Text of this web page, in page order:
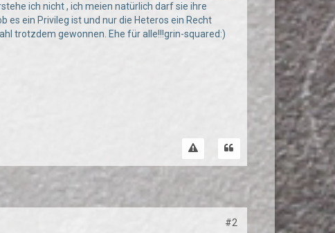
ich nicht , ich meien natürlich darf sie ihre
es ein Privileg ist und nur die Heteros ein Recht
trotzdem gewonnen. Ehe für alle!!!grin-squared:)
#2